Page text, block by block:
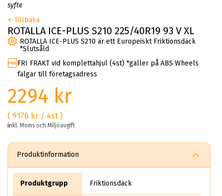
syfte
Tillbaka
ROTALLA ICE-PLUS S210 225/40R19 93 V XL
ROTALLA ICE-PLUS S210 är ett Europeiskt Friktionsdäck
*Slutsåld
FRI FRAKT vid komplettahjul (4st) *gäller på ABS Wheels
fälgar till företagsadress
2294 kr
( 9176 kr / 4st )
inkl. Moms och Miljöavgift
Produktinformation
Produktgrupp Friktionsdäck